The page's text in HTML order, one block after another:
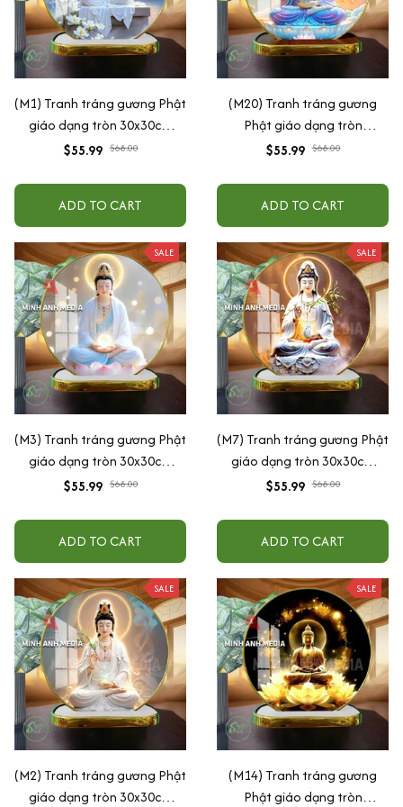
(M1) Tranh tráng gương Phật
giáo dạng tròn 30x30cm
(Tặng đế để bàn)
$55.99 $68.00
ADD TO CART
(M20) Tranh tráng gương
Phật giáo dạng tròn
30x30cm (Tặng đế để bàn)
$55.99 $68.00
ADD TO CART
SALE
(M3) Tranh tráng gương Phật
giáo dạng tròn 30x30cm
(Tặng đế để bàn)
$55.99 $68.00
ADD TO CART
SALE
(M7) Tranh tráng gương Phật
giáo dạng tròn 30x30cm
(Tặng đế để bàn)
$55.99 $68.00
ADD TO CART
SALE
(M2) Tranh tráng gương Phật
giáo dạng tròn 30x30cm
SALE
(M14) Tranh tráng gương
Phật giáo dạng tròn